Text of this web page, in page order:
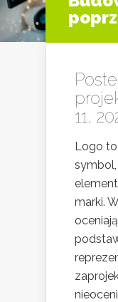
11,
Logo
marki.